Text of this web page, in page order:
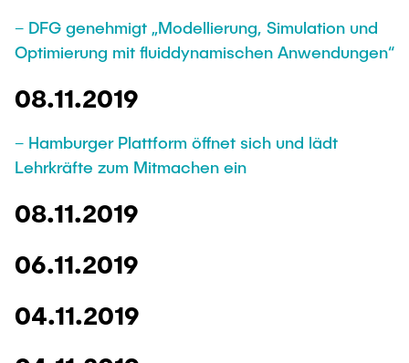
– DFG genehmigt „Modellierung, Simulation und
Optimierung mit fluiddynamischen Anwendungen“
08.11.2019
– Hamburger Plattform öffnet sich und lädt
Lehrkräfte zum Mitmachen ein
08.11.2019
06.11.2019
04.11.2019